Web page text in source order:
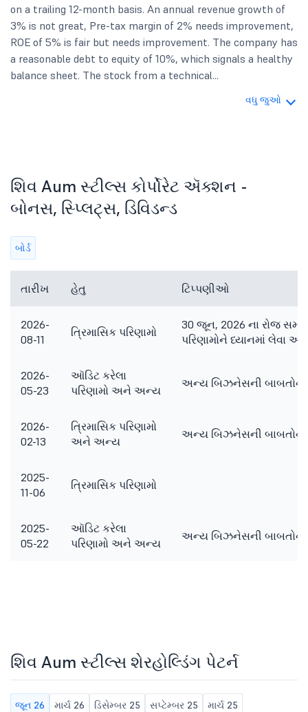
on a trailing 12-month basis. An annual revenue growth of
3% is not great, Pre-tax margin of 2% needs improvement,
ROE of 5% is fair but needs improvement. The company has
a reasonable debt to equity of 10%, which signals a healthy
balance sheet. The stock from a technical...
વધુ જુઓ
શિવ Aum સ્ટીલ્સ કોર્પોરેટ ઍક્શન -
બોનસ, સ્પ્લિટ્સ, ડિવિડન્ડ
બોર્ડ
તારીખ હેતુ ટિપ્પણીઓ
2026-
08-11
ત્રિમાસિક પરિણામો
30 જૂન, 2026 ના રોજ
પરિણામોને ધ્યાનમાં લેવા
2026-
05-23
ઑડિટ કરેલા
પરિણામો અને અન્ય
અન્ય બિઝનેસની બાબતોને
2026-
02-13
ત્રિમાસિક પરિણામો
અને અન્ય
અન્ય બિઝનેસની બાબતોને
2025-
11-06
ત્રિમાસિક પરિણામો
2025-
05-22
ઑડિટ કરેલા
પરિણામો અને અન્ય
અન્ય બિઝનેસની બાબતોને
શિવ Aum સ્ટીલ્સ શેરહોલ્ડિંગ પેટર્ન
જૂન 26 માર્ચ 26 ડિસેમ્બર 25 સપ્ટેમ્બર 25
માર્ચ 25